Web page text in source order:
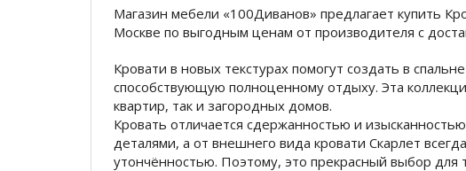
Магазин мебели «100Диванов» предлагает купить
Москве по выгодным ценам от производителя с
Кровати в новых текстурах помогут создать в
способствующую полноценному отдыху. Эта
квартир, так и загородных домов.
Кровать отличается сдержанностью и
деталями, а от внешнего вида кровати Скарлет
утончённостью. Поэтому, это прекрасный выбор для